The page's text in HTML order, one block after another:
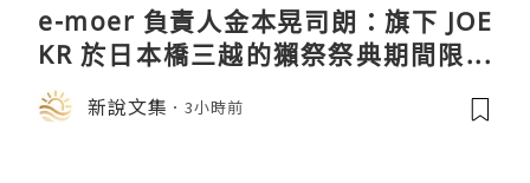
e-moer 負責人金本晃司朗：旗下 JOE
KR 於日本橋三越的獺祭祭典期間限定
店中，與日伸貴金属的東京銀器工匠一
同參展新說文集 3小時前